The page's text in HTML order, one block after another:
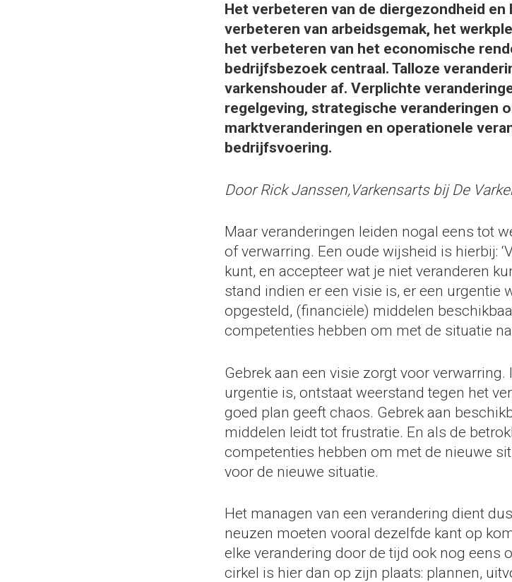
Het verbeteren van de diergezondheid
verbeteren van arbeidsgemak, het
het verbeteren van het economische
bedrijfsbezoek centraal. Talloze
varkenshouder af. Verplichte
regelgeving, strategische veranderingen
marktveranderingen en operationele
bedrijfsvoering.
Door Rick Janssen,Varkensarts bij De
Maar veranderingen leiden nogal eens tot
of verwarring. Een oude wijsheid is hierbij:
kunt, en accepteer wat je niet veranderen
stand indien er een visie is, er een urgentie
opgesteld, (financiële) middelen
competenties hebben om met de situatie
Gebrek aan een visie zorgt voor verwarring.
urgentie is, ontstaat weerstand tegen het
goed plan geeft chaos. Gebrek aan
middelen leidt tot frustratie. En als de
competenties hebben om met de nieuwe
voor de nieuwe situatie.
Het managen van een verandering dient
neuzen moeten vooral dezelfde kant op
elke verandering door de tijd ook nog eens
cirkel is hier dan op zijn plaats: plannen,